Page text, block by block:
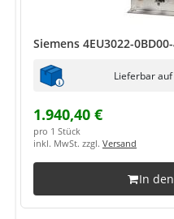
Siemens 4EU3022-
Lieferbar
1.940,40 €
pro 1 Stück
inkl. MwSt. zzgl. Versand
In